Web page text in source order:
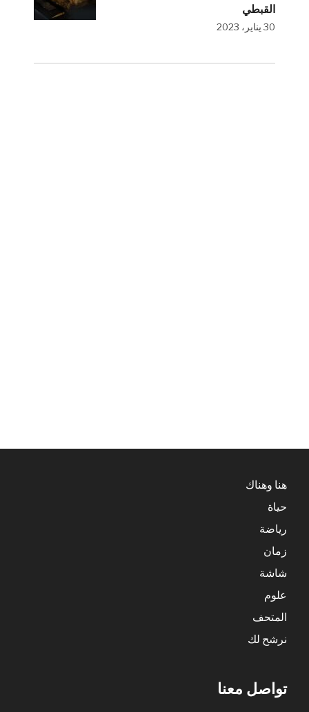
القبطي
30 يناير، 2023
هنا وهناك
حياة
رياضة
زمان
شاشة
علوم
المتحف
نرشح لك
تواصل معنا